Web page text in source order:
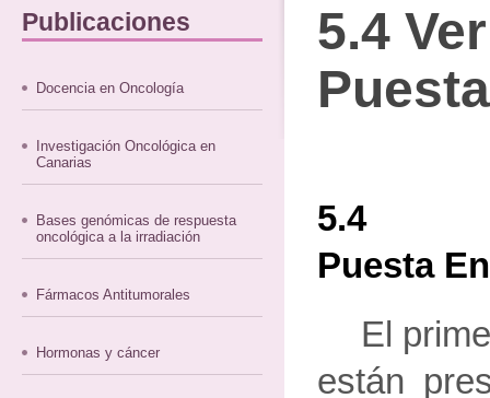
Publicaciones
Docencia en Oncología
Investigación Oncológica en
Canarias
Bases genómicas de respuesta
oncológica a la irradiación
Fármacos Antitumorales
Hormonas y cáncer
5.4
5.4
Puesta
El
están